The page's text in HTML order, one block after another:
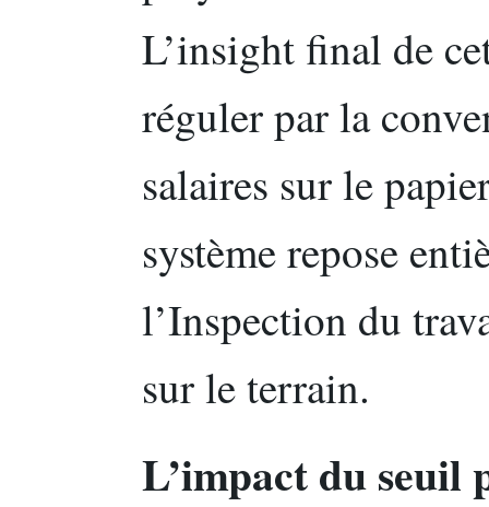
L’insight final de
réguler par la
salaires sur le
système repose
l’Inspection du
sur le terrain.
L’impact du seuil